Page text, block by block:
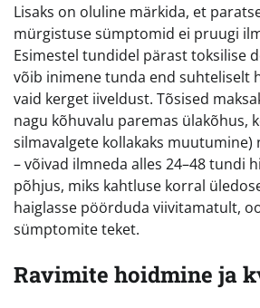
Lisaks on oluline märkida, et
mürgistuse sümptomid ei pruugi
Esimestel tundidel pärast toksilise
võib inimene tunda end suhteliselt
vaid kerget iiveldust. Tõsised
nagu kõhuvalu paremas ülakõhus,
silmavalgete kollakaks muutumine)
– võivad ilmneda alles 24–48 tundi
põhjus, miks kahtluse korral
haiglasse pöörduda viivitamatult,
sümptomite teket.
Ravimite hoidmine ja